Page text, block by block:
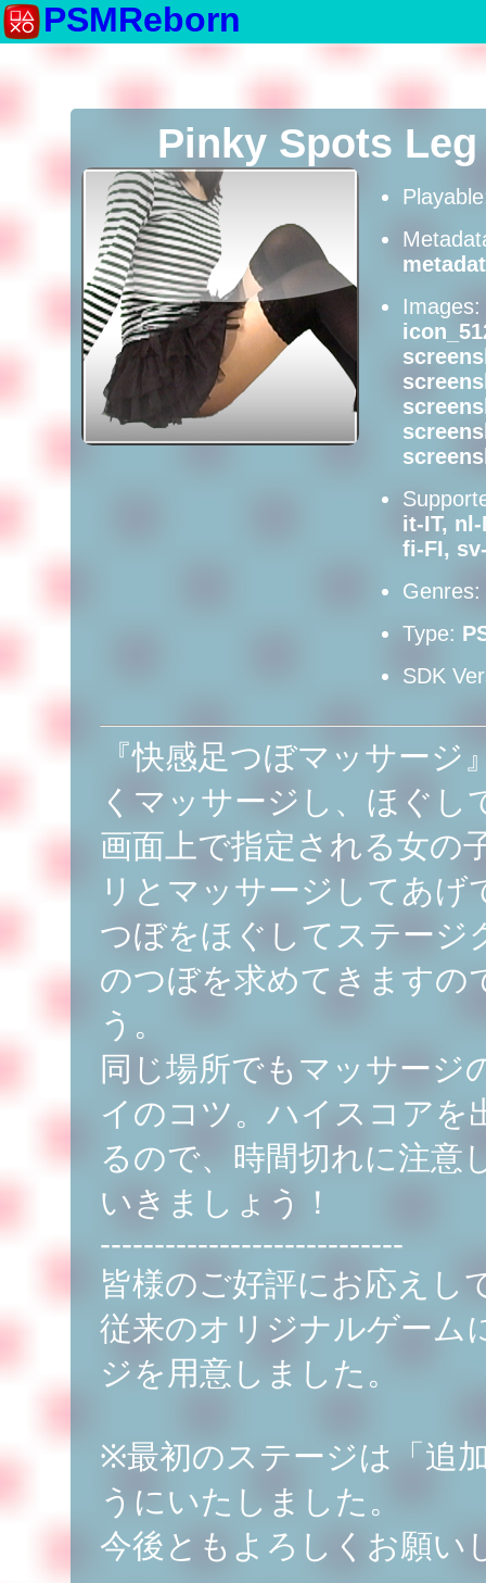
PSMReborn
Pinky Spots Leg
Images:
it-IT, nl-
fi-FI,
Genres:
Type:
SDK
『快感足つぼマッサー
くマッサージし、ほぐし
画面上で指定される女の
リとマッサージしてあげ
つぼをほぐしてステージ
のつぼを求めてきますの
う。
同じ場所でもマッサージ
イのコツ。ハイスコアを
るので、時間切れに注意
いきましょう！
----------------------------
皆様のご好評にお応えし
従来のオリジナルゲーム
ジを用意しました。
※最初のステージは「追
うにいたしました。
今後ともよろしくお願い